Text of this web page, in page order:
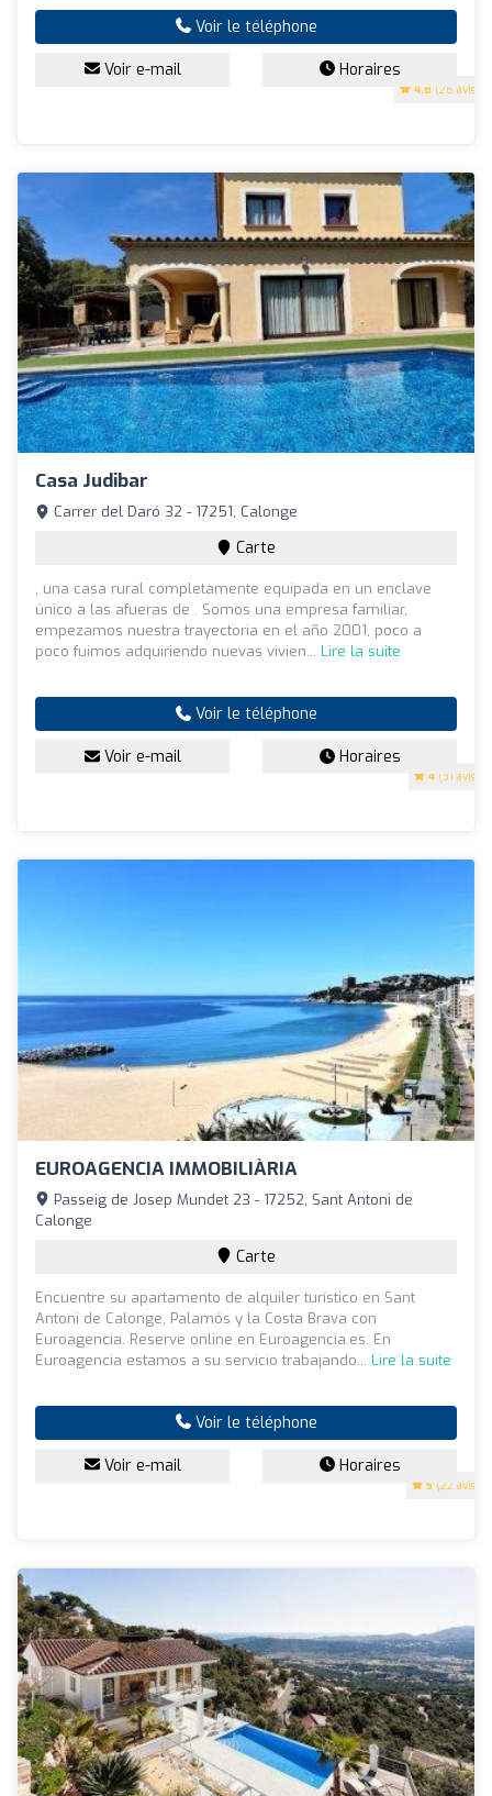
4.8 (26 avis)
Voir le téléphone
Voir e-mail Horaires
Casa Judibar
4 (31 avis)
Carrer del Daró 32 - 17251, Calonge
Carte
, una casa rural completamente equipada en un enclave
único a las afueras de . Somos una empresa familiar,
empezamos nuestra trayectoria en el año 2001, poco a
poco fuimos adquiriendo nuevas vivien... Lire la suite
Voir le téléphone
Voir e-mail Horaires
EUROAGENCIA IMMOBILIÀRIA
5 (22 avis)
Passeig de Josep Mundet 23 - 17252, Sant Antoni de
Calonge
Carte
Encuentre su apartamento de alquiler turístico en Sant
Antoni de Calonge, Palamós y la Costa Brava con
Euroagencia. Reserve online en Euroagencia.es. En
Euroagencia estamos a su servicio trabajando... Lire la suite
Voir le téléphone
Voir e-mail Horaires